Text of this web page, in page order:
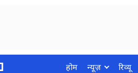
होम न्यूज़ रिव्यू